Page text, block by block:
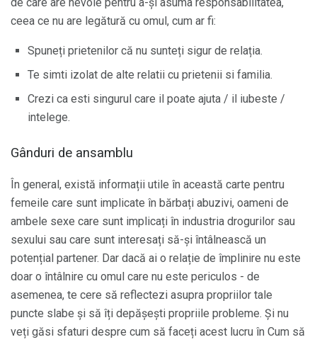
ceea ce nu are legătură cu omul, cum ar fi:
Spuneți prietenilor că nu sunteți sigur de relația.
Te simti izolat de alte relatii cu prietenii si familia.
Crezi ca esti singurul care il poate ajuta / il iubeste /
intelege.
Gânduri de ansamblu
În general, există informații utile în această carte pentru
femeile care sunt implicate în bărbați abuzivi, oameni de
ambele sexe care sunt implicați în industria drogurilor sau
sexului sau care sunt interesați să-și întâlnească un
potențial partener. Dar dacă ai o relație de împlinire nu este
doar o întâlnire cu omul care nu este periculos - de
asemenea, te cere să reflectezi asupra propriilor tale
puncte slabe și să îți depășești propriile probleme. Și nu
veți găsi sfaturi despre cum să faceți acest lucru în Cum să